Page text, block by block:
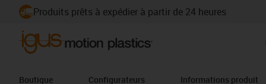
Produits prêts à expédier à partir de 24 heures
Boutique Configurateurs Informations produit